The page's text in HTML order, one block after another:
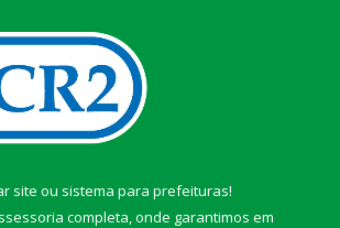
site ou sistema para prefeituras!
completa, onde garantimos em